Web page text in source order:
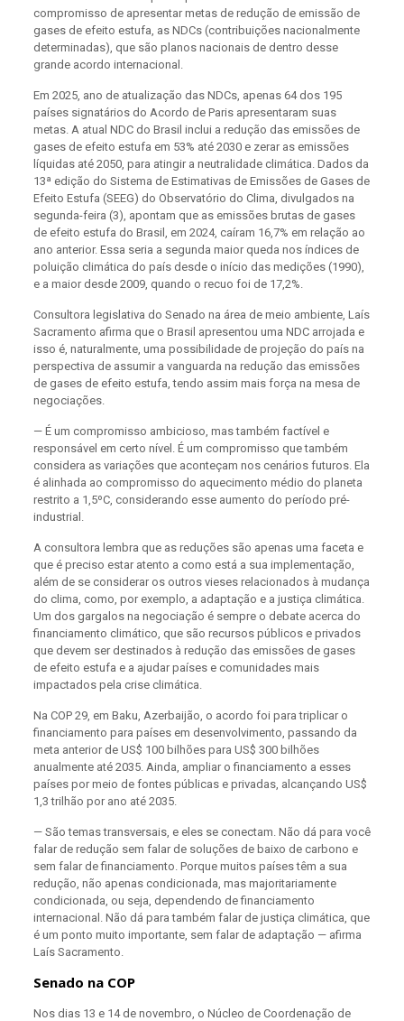
compromisso de apresentar metas de redução de emissão de
gases de efeito estufa, as NDCs (contribuições nacionalmente
determinadas), que são planos nacionais de dentro desse
grande acordo internacional.
Em 2025, ano de atualização das NDCs, apenas 64 dos 195
países signatários do Acordo de Paris apresentaram suas
metas. A atual NDC do Brasil inclui a redução das emissões de
gases de efeito estufa em 53% até 2030 e zerar as emissões
líquidas até 2050, para atingir a neutralidade climática. Dados da
13ª edição do Sistema de Estimativas de Emissões de Gases de
Efeito Estufa (SEEG) do Observatório do Clima, divulgados na
segunda-feira (3), apontam que as emissões brutas de gases
de efeito estufa do Brasil, em 2024, caíram 16,7% em relação ao
ano anterior. Essa seria a segunda maior queda nos índices de
poluição climática do país desde o início das medições (1990),
e a maior desde 2009, quando o recuo foi de 17,2%.
Consultora legislativa do Senado na área de meio ambiente, Laís
Sacramento afirma que o Brasil apresentou uma NDC arrojada e
isso é, naturalmente, uma possibilidade de projeção do país na
perspectiva de assumir a vanguarda na redução das emissões
de gases de efeito estufa, tendo assim mais força na mesa de
negociações.
— É um compromisso ambicioso, mas também factível e
responsável em certo nível. É um compromisso que também
considera as variações que aconteçam nos cenários futuros. Ela
é alinhada ao compromisso do aquecimento médio do planeta
restrito a 1,5ºC, considerando esse aumento do período pré-
industrial.
A consultora lembra que as reduções são apenas uma faceta e
que é preciso estar atento a como está a sua implementação,
além de se considerar os outros vieses relacionados à mudança
do clima, como, por exemplo, a adaptação e a justiça climática.
Um dos gargalos na negociação é sempre o debate acerca do
financiamento climático, que são recursos públicos e privados
que devem ser destinados à redução das emissões de gases
de efeito estufa e a ajudar países e comunidades mais
impactados pela crise climática.
Na COP 29, em Baku, Azerbaijão, o acordo foi para triplicar o
financiamento para países em desenvolvimento, passando da
meta anterior de US$ 100 bilhões para US$ 300 bilhões
anualmente até 2035. Ainda, ampliar o financiamento a esses
países por meio de fontes públicas e privadas, alcançando US$
1,3 trilhão por ano até 2035.
— São temas transversais, e eles se conectam. Não dá para você
falar de redução sem falar de soluções de baixo de carbono e
sem falar de financiamento. Porque muitos países têm a sua
redução, não apenas condicionada, mas majoritariamente
condicionada, ou seja, dependendo de financiamento
internacional. Não dá para também falar de justiça climática, que
é um ponto muito importante, sem falar de adaptação — afirma
Laís Sacramento.
Senado na COP
Nos dias 13 e 14 de novembro, o Núcleo de Coordenação de